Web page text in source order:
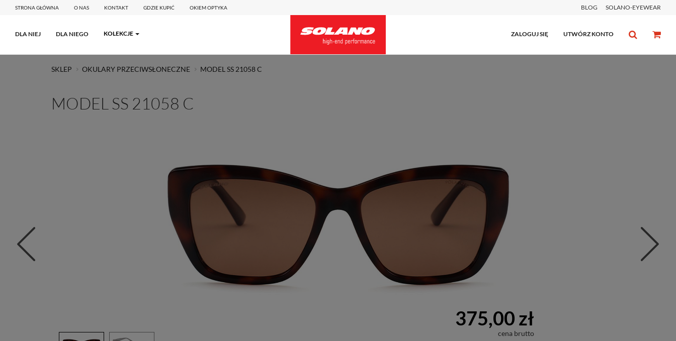
STRONA GŁÓWNA O NAS KONTAKT GDZIE KUPIĆ OKIEM OPTYKA BLOG SOLANO-EYEWEAR
DLA NIEJ DLA NIEGO KOLEKCJE ZALOGUJ SIĘ UTWÓRZ KONTO
SKLEP OKULARY PRZECIWSŁONECZNE MODEL SS 21058 C
MODEL SS 21058 C
375,00 zł
cena brutto